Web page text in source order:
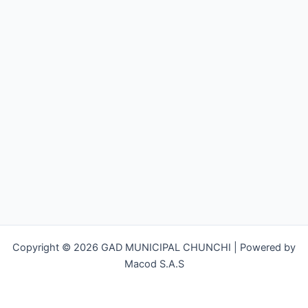
Copyright © 2026 GAD MUNICIPAL CHUNCHI | Powered by
Macod S.A.S